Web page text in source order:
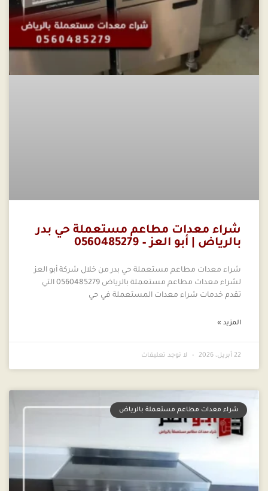
شراء معدات مطاعم مستعملة حي بدر
بالرياض | أبو العز – 0560485279
شراء معدات مطاعم مستعملة حي بدر من خلال شركة أبو العز
لشراء معدات مطاعم مستعملة بالرياض 0560485279 التي
تقدم خدمات شراء معدات المستعملة في حي
المزيد »
22 أبريل، 2026 لا توجد تعليقات
شراء معدات مطاعم مستعملة بالرياض